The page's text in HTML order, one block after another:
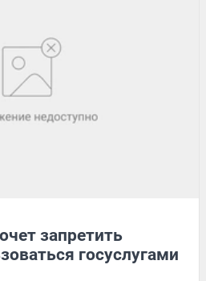
запретить
госуслугами